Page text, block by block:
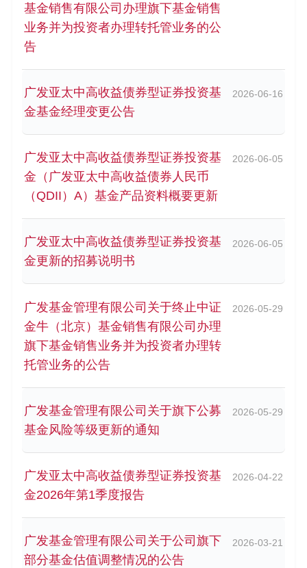
基金销售有限公司办理旗下基金销售
业务并为投资者办理转托管业务的公
告
广发亚太中高收益债券型证券投资基
金基金经理变更公告
2026-06-16
广发亚太中高收益债券型证券投资基
金（广发亚太中高收益债券人民币
（QDII）A）基金产品资料概要更新
2026-06-05
广发亚太中高收益债券型证券投资基
金更新的招募说明书
2026-06-05
广发基金管理有限公司关于终止中证
金牛（北京）基金销售有限公司办理
旗下基金销售业务并为投资者办理转
托管业务的公告
2026-05-29
广发基金管理有限公司关于旗下公募
基金风险等级更新的通知
2026-05-29
广发亚太中高收益债券型证券投资基
金2026年第1季度报告
2026-04-22
广发基金管理有限公司关于公司旗下
部分基金估值调整情况的公告
2026-03-21